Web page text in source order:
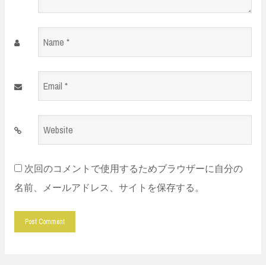
Name
Email
Website
次回のコメントで使用するためブラウザーに自分の
名前、メールアドレス、サイトを保存する。